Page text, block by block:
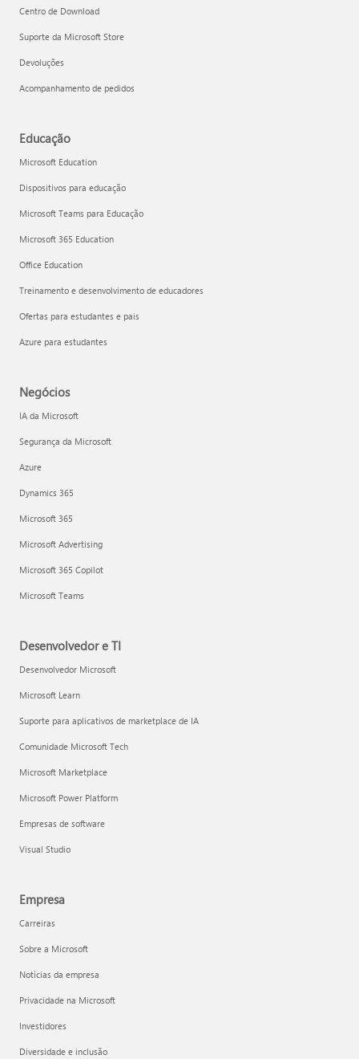
Centro de Download
Suporte da Microsoft Store
Devoluções
Acompanhamento de pedidos
Educação
Microsoft Education
Dispositivos para educação
Microsoft Teams para Educação
Microsoft 365 Education
Office Education
Treinamento e desenvolvimento de educadores
Ofertas para estudantes e pais
Azure para estudantes
Negócios
IA da Microsoft
Segurança da Microsoft
Azure
Dynamics 365
Microsoft 365
Microsoft Advertising
Microsoft 365 Copilot
Microsoft Teams
Desenvolvedor e TI
Desenvolvedor Microsoft
Microsoft Learn
Suporte para aplicativos de marketplace de IA
Comunidade Microsoft Tech
Microsoft Marketplace
Microsoft Power Platform
Empresas de software
Visual Studio
Empresa
Carreiras
Sobre a Microsoft
Notícias da empresa
Privacidade na Microsoft
Investidores
Diversidade e inclusão